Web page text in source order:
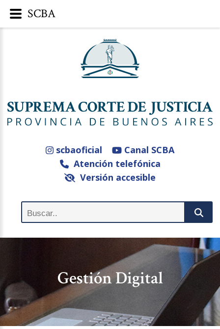
scbaoficial
Canal SCBA
Atención telefónica
Versión accesible
Gestión Digital
SCBA